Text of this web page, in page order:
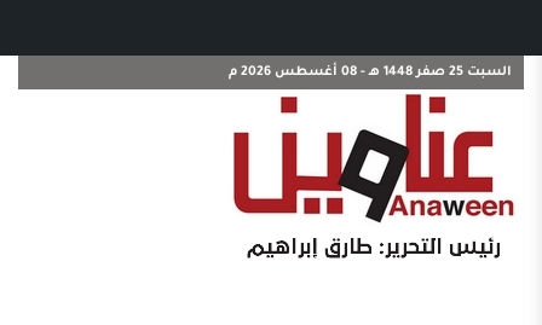
السبت 25 صفر 1448 هـ - 08 أغسطس 2026 م